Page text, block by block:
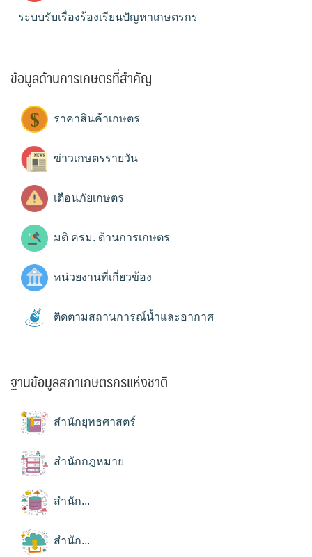
ระบบรับเรื่องร้องเรียนปัญหาเกษตรกร
ข้อมูลด้านการเกษตรที่สำคัญ
ราคาสินค้าเกษตร
ข่าวเกษตรรายวัน
เตือนภัยเกษตร
มติ ครม. ด้านการเกษตร
หน่วยงานที่เกี่ยวข้อง
ติดตามสถานการณ์น้ำและอากาศ
ฐานข้อมูลสภาเกษตรกรแห่งชาติ
สำนักยุทธศาสตร์
สำนักกฎหมาย
สำนัก...
สำนัก...